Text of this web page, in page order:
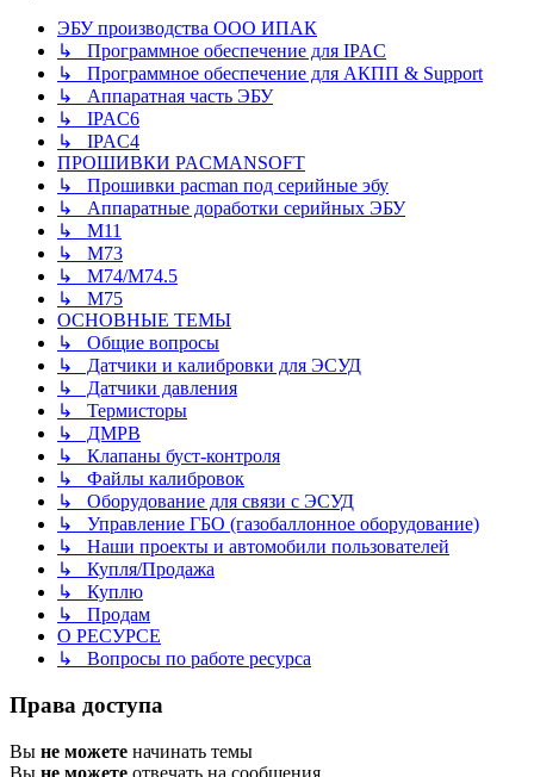
ЭБУ производства ООО ИПАК
↳ Программное обеспечение для IPAC
↳ Программное обеспечение для АКПП & Support
↳ Аппаратная часть ЭБУ
↳ IPAC6
↳ IPAC4
ПРОШИВКИ PACMANSOFT
↳ Прошивки pacman под серийные эбу
↳ Аппаратные доработки серийных ЭБУ
↳ M11
↳ М73
↳ М74/М74.5
↳ M75
ОСНОВНЫЕ ТЕМЫ
↳ Общие вопросы
↳ Датчики и калибровки для ЭСУД
↳ Датчики давления
↳ Термисторы
↳ ДМРВ
↳ Клапаны буст-контроля
↳ Файлы калибровок
↳ Оборудование для связи с ЭСУД
↳ Управление ГБО (газобаллонное оборудование)
↳ Наши проекты и автомобили пользователей
↳ Купля/Продажа
↳ Куплю
↳ Продам
О РЕСУРСЕ
↳ Вопросы по работе ресурса
Права доступа
Вы не можете начинать темы
Вы не можете отвечать на сообщения